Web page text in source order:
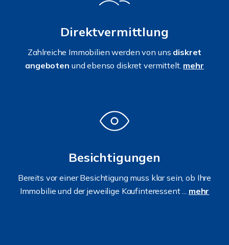
Direktvermittlung
Zahlreiche Immobilien werden von uns diskret
angeboten und ebenso diskret vermittelt. mehr
Besichtigungen
Bereits vor einer Besichtigung muss klar sein, ob Ihre
Immobilie und der jeweilige Kaufinteressent ... mehr